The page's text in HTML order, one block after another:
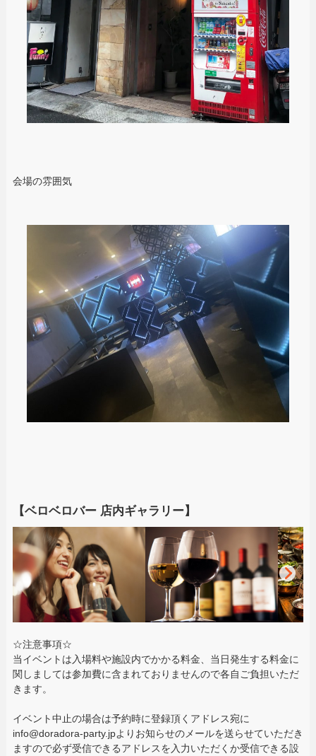
会場の雰囲気
【ベロベロバー 店内ギャラリー】
☆注意事項☆
当イベントは入場料や施設内でかかる料金、当日発生する料金に
関しましては参加費に含まれておりませんので各自ご負担いただ
きます。
イベント中止の場合は予約時に登録頂くアドレス宛に
info@doradora-party.jpよりお知らせのメールを送らせていただき
ますので必ず受信できるアドレスを入力いただくか受信できる設